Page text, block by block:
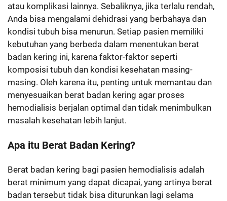
atau komplikasi lainnya. Sebaliknya, jika terlalu rendah,
Anda bisa mengalami dehidrasi yang berbahaya dan
kondisi tubuh bisa menurun. Setiap pasien memiliki
kebutuhan yang berbeda dalam menentukan berat
badan kering ini, karena faktor-faktor seperti
komposisi tubuh dan kondisi kesehatan masing-
masing. Oleh karena itu, penting untuk memantau dan
menyesuaikan berat badan kering agar proses
hemodialisis berjalan optimal dan tidak menimbulkan
masalah kesehatan lebih lanjut.
Apa itu Berat Badan Kering?
Berat badan kering bagi pasien hemodialisis adalah
berat minimum yang dapat dicapai, yang artinya berat
badan tersebut tidak bisa diturunkan lagi selama